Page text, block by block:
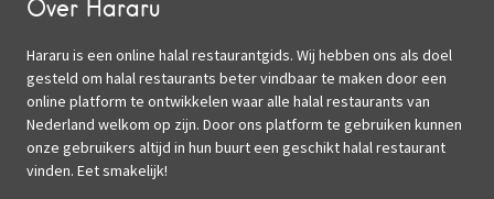
Over Hararu
Hararu is een online halal restaurantgids. Wij hebben ons als doel
gesteld om halal restaurants beter vindbaar te maken door een
online platform te ontwikkelen waar alle halal restaurants van
Nederland welkom op zijn. Door ons platform te gebruiken kunnen
onze gebruikers altijd in hun buurt een geschikt halal restaurant
vinden. Eet smakelijk!